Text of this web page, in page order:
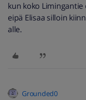
kun koko
eipä Elisaa silloin
alle.
Grounded0